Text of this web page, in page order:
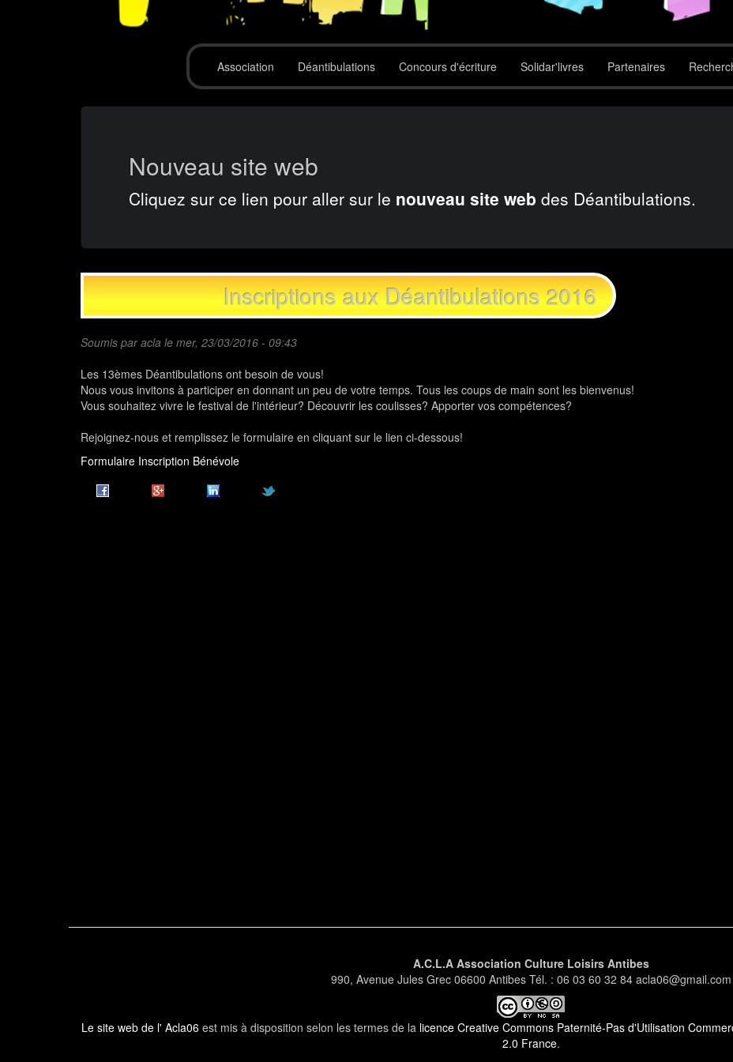
Association Déantibulations Concours d'écriture Solidar'livres Partenaires
Nouveau site web
Cliquez sur ce lien pour aller sur le nouveau site web des Déantibulations.
Inscriptions aux Déantibulations 2016
Soumis paracla le mer, 23/03/2016 - 09:43
Les 13èmes Déantibulations ont besoin de vous!
Nous vous invitons à participer en donnant un peu de votre temps. Tous les coups de main sont les bienvenus!
Vous souhaitez vivre le festival de l'intérieur? Découvrir les coulisses? Apporter vos compétences?
Rejoignez-nous et remplissez le formulaire en cliquant sur le lien ci-dessous!
Formulaire Inscription Bénévole
A.C.L.A Association Culture Loisirs Antibes
990, Avenue Jules Grec 06600 Antibes Tél. : 06 03 60 32 84 acla06@gmail.com
Le site web de l' Acla06 est mis à disposition selon les termes de la licence Creative Commons Paternité-Pas d'Utilisation
2.0 France.